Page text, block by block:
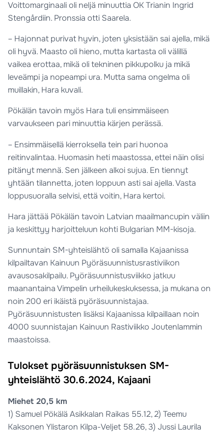
Voittomarginaali oli neljä minuuttia OK Trianin Ingrid
Stengårdiin. Pronssia otti Saarela.
– Hajonnat purivat hyvin, joten yksistään sai ajella, mikä
oli hyvä. Maasto oli hieno, mutta kartasta oli välillä
vaikea erottaa, mikä oli tekninen pikkupolku ja mikä
leveämpi ja nopeampi ura. Mutta sama ongelma oli
muillakin, Hara kuvali.
Pökälän tavoin myös Hara tuli ensimmäiseen
varvaukseen pari minuuttia kärjen perässä.
– Ensimmäisellä kierroksella tein pari huonoa
reitinvalintaa. Huomasin heti maastossa, ettei näin olisi
pitänyt mennä. Sen jälkeen alkoi sujua. En tiennyt
yhtään tilannetta, joten loppuun asti sai ajella. Vasta
loppusuoralla selvisi, että voitin, Hara kertoi.
Hara jättää Pökälän tavoin Latvian maailmancupin väliin
ja keskittyy harjoitteluun kohti Bulgarian MM-kisoja.
Sunnuntain SM-yhteislähtö oli samalla Kajaanissa
kilpailtavan Kainuun Pyöräsuunnistusrastiviikon
avausosakilpailu. Pyöräsuunnistusviikko jatkuu
maanantaina Vimpelin urheilukeskuksessa, ja mukana on
noin 200 eri ikäistä pyöräsuunnistajaa.
Pyöräsuunnistusten lisäksi Kajaanissa kilpaillaan noin
4000 suunnistajan Kainuun Rastiviikko Joutenlammin
maastoissa.
Tulokset pyöräsuunnistuksen SM-
yhteislähtö 30.6.2024, Kajaani
Miehet 20,5 km
1) Samuel Pökälä Asikkalan Raikas 55.12, 2) Teemu
Kaksonen Ylistaron Kilpa-Veljet 58.26, 3) Jussi Laurila